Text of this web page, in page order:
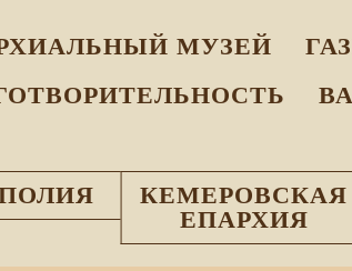
МУЗEЙ
КЕМЕРОВСКАЯ
ЕПАРХИЯ